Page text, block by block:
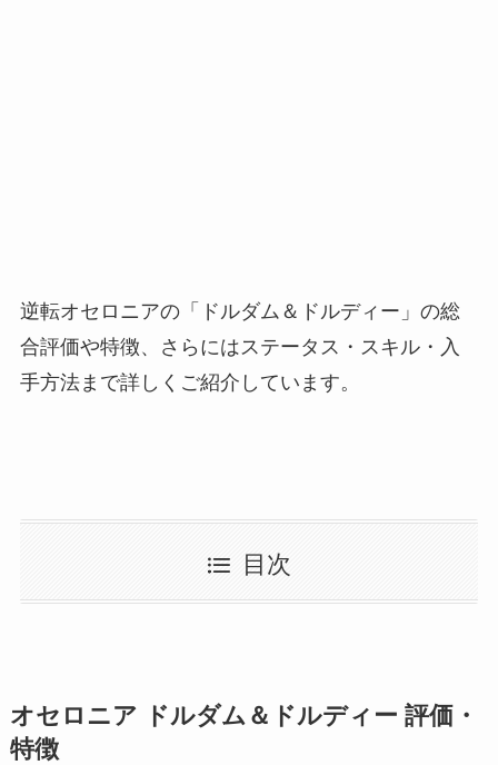
逆転オセロニアの「ドルダム＆ドルディー」の総
合評価や特徴、さらにはステータス・スキル・入
手方法まで詳しくご紹介しています。
目次
オセロニア ドルダム＆ドルディー 評価・
特徴